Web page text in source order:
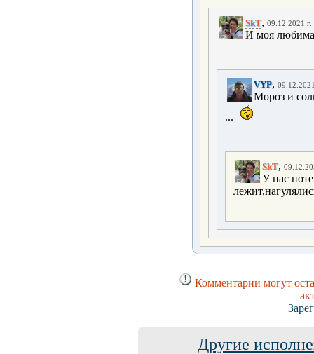
SkT, 09.12.2021 г.
И моя
VYP,
Мороз и
...
SkT,
У нас
Комментарии могут
Другие